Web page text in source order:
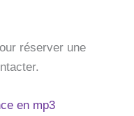
réserver une
en mp3